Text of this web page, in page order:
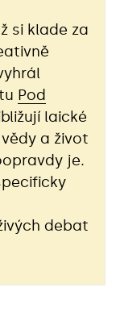
si klade za
Pod
laické
a život
je.
debat